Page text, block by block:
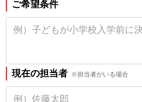
ご希望条件
現在の担当者 ※担当者がいる場合